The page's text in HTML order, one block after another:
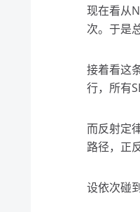
现在看从
次。于是
接着看这
行，所有
而反射定
路径，正
设依次碰